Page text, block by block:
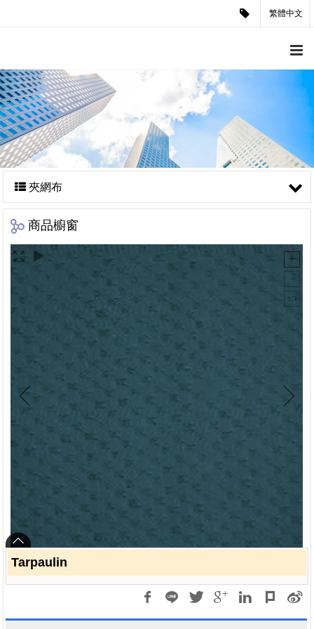
繁體中文
夾網布
商品櫥窗
Tarpaulin